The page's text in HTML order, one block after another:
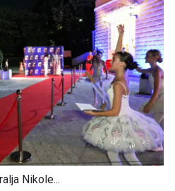
Nikole...